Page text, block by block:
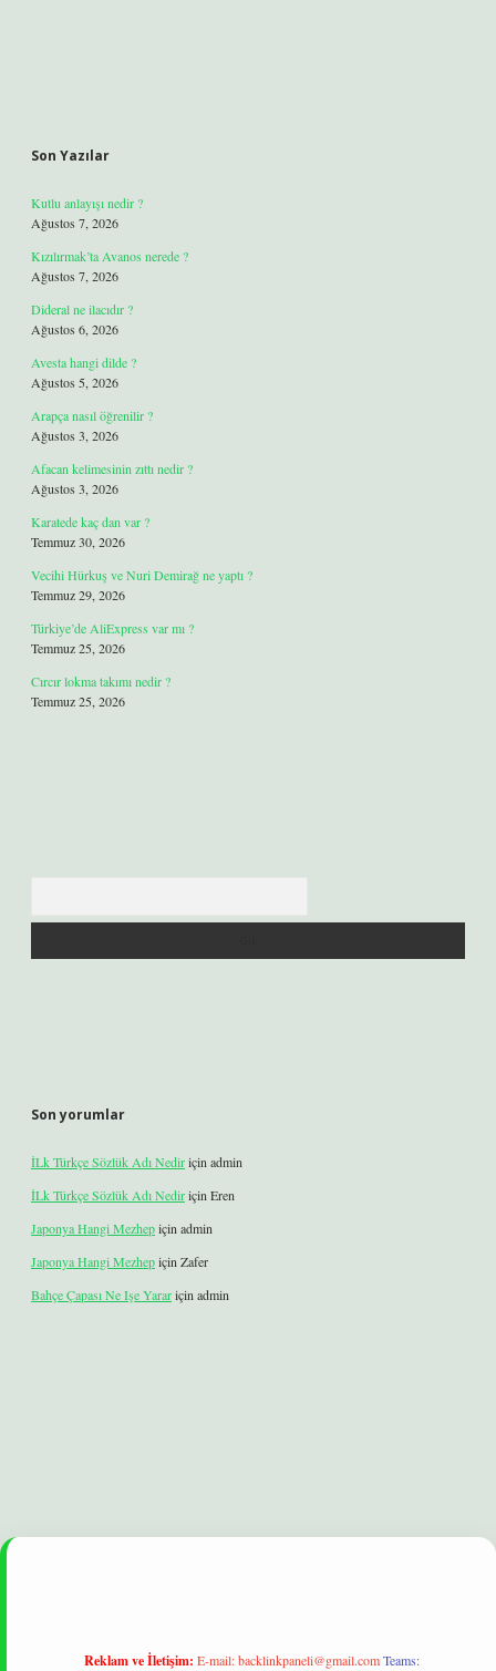
Son Yazılar
Kutlu anlayışı nedir ?
Ağustos 7, 2026
Kızılırmak’ta Avanos nerede ?
Ağustos 7, 2026
Dideral ne ilacıdır ?
Ağustos 6, 2026
Avesta hangi dilde ?
Ağustos 5, 2026
Arapça nasıl öğrenilir ?
Ağustos 3, 2026
Afacan kelimesinin zıttı nedir ?
Ağustos 3, 2026
Karatede kaç dan var ?
Temmuz 30, 2026
Vecihi Hürkuş ve Nuri Demirağ ne yaptı ?
Temmuz 29, 2026
Türkiye’de AliExpress var mı ?
Temmuz 25, 2026
Cırcır lokma takımı nedir ?
Temmuz 25, 2026
Son yorumlar
İLk Türkçe Sözlük Adı Nediriçin admin
İLk Türkçe Sözlük Adı Nediriçin Eren
Japonya Hangi Mezhepiçin admin
Japonya Hangi Mezhepiçin Zafer
Bahçe Çapası Ne Işe Yarariçin admin
betexper yeni girişilbet
Reklam ve İletişim: E-mail:backlinkpaneli@gmail.com Teams: